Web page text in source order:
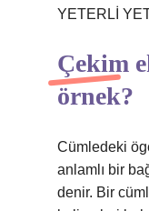
YETERLİ
Çekim
örnek?
Cümledeki
anlamlı bir
denir. Bir